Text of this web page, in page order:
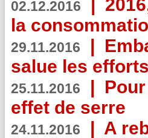
02.12.2016 |
la
29.11.2016 |
salue les
25.11.2016 |
effet de serre
24.11.2016 | A